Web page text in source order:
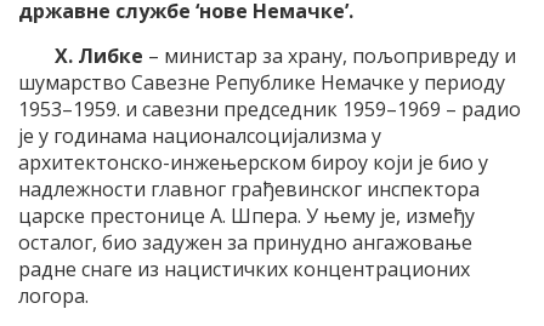
државне службе ‘нове Немачке’.
Х. Либке – министар за храну, пољопривреду и
шумарство Савезне Републике Немачке у периоду
1953–1959. и савезни председник 1959–1969 – радио
је у годинама националсоцијализма у
архитектонско-инжењерском бироу који је био у
надлежности главног грађевинског инспектора
царске престонице А. Шпера. У њему је, између
осталог, био задужен за принудно ангажовање
радне снаге из нацистичких концентрационих
логора.